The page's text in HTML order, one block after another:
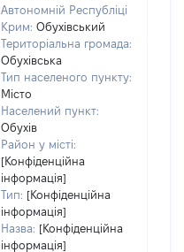
Автономній Республіці
Крим: Обухівський
Територіальна громада:
Обухівська
Тип населеного пункту:
Місто
Населений пункт:
Обухів
Район у місті:
[Конфіденційна
інформація]
Тип: [Конфіденційна
інформація]
Назва: [Конфіденційна
інформація]